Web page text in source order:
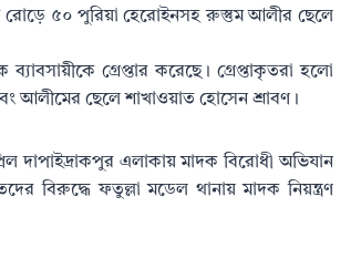
রোড়ে ৫০ পুরিয়া হেরোইনসহ রুস্তুম আলীর ছেলে
গ্রেপ্তার করেছে। গ্রেপ্তাকৃতরা হলো
ছেলে শাখাওয়াত হোসেন শ্রাবণ।
দাপাইদ্রাকপুর এলাকায় মাদক বিরোধী অভিযান
বিরুদ্ধে ফতুল্লা মডেল থানায় মাদক নিয়ন্ত্রণ